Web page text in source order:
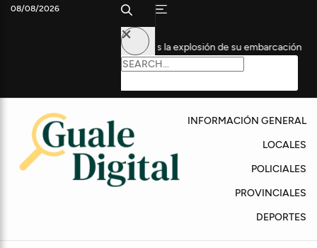
Intensiva tras la explosión de su embarcación Fuego
08/08/2026
INFORMACIÓN GENERAL
LOCALES
POLICIALES
PROVINCIALES
DEPORTES